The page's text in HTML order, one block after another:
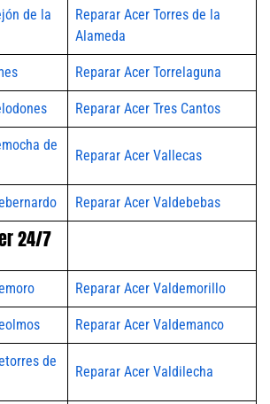
de la
Reparar Acer Torres de la
Alameda
Reparar Acer Torrelaguna
Reparar Acer Tres Cantos
de
Reparar Acer Vallecas
Reparar Acer Valdebebas
24/7
Reparar Acer Valdemorillo
Reparar Acer Valdemanco
de
Reparar Acer Valdilecha